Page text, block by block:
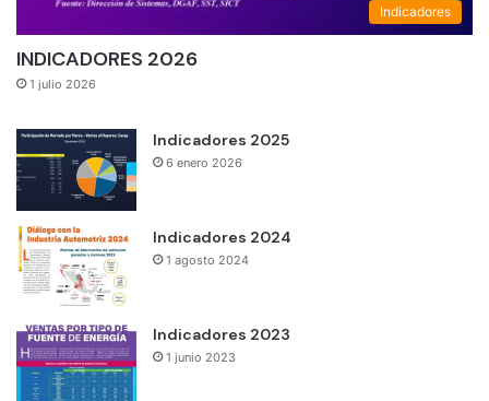
Indicadores
INDICADORES 2026
1 julio 2026
Indicadores 2025
6 enero 2026
Indicadores 2024
1 agosto 2024
Indicadores 2023
1 junio 2023